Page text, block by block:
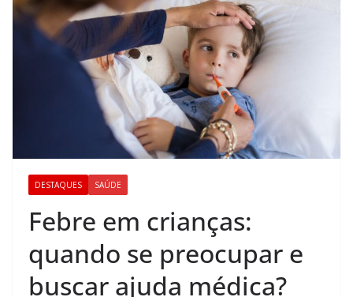
DESTAQUES SAÚDE
Febre em crianças:
quando se preocupar e
buscar ajuda médica?